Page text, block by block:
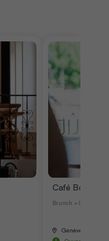
Café Bourdon
Brunch • Cuisine
Genève